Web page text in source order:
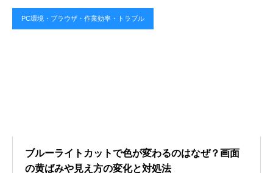
PC環境・ブラウザ・作業効率・トラブル
ブルーライトカットで色が変わるのはなぜ？画面
の黄ばみや見え方の変化と対処法